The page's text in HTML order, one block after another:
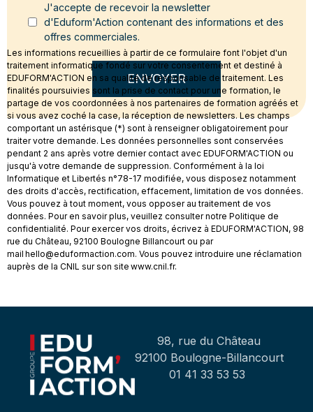
J'accepte de recevoir la newsletter
d'Eduform'Action contenant des informations et des
offres commerciales.
ENVOYER
Les informations recueillies à partir de ce formulaire font l'objet d'un
traitement informatique fondé sur votre consentement et destiné à
EDUFORM'ACTION en sa qualité de responsable de traitement. Les
finalités poursuivies sont la prise de contact pour une formation, le
partage de vos coordonnées à nos partenaires de formation agréés et
si vous avez coché la case, la réception de newsletters. Les champs
comportant un astérisque (*) sont à renseigner obligatoirement pour
traiter votre demande. Les données personnelles sont conservées
pendant 2 ans après votre dernier contact avec EDUFORM'ACTION ou
jusqu'à votre demande de suppression. Conformément à la loi
Informatique et Libertés n°78-17 modifiée, vous disposez notamment
des droits d'accès, rectification, effacement, limitation de vos données.
Vous pouvez à tout moment, vous opposer au traitement de vos
données. Pour en savoir plus, veuillez consulter notre Politique de
confidentialité. Pour exercer vos droits, écrivez à EDUFORM'ACTION, 98
rue du Château, 92100 Boulogne Billancourt ou par
mail hello@eduformaction.com. Vous pouvez introduire une réclamation
auprès de la CNIL sur son site www.cnil.fr.
98, rue du Château
92100 Boulogne-Billancourt
01 41 33 53 53